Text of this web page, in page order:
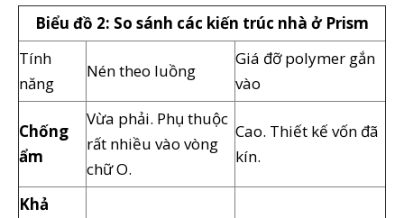
Biểu đồ 2: So sánh các kiến ​​trúc nhà ở Prism
Tính
năng
Nén theo luồng
Giá đỡ polymer gắn
vào
Chống
ẩm
Vừa phải. Phụ thuộc
rất nhiều vào vòng
chữ O.
Cao. Thiết kế vốn đã
kín.
Khả